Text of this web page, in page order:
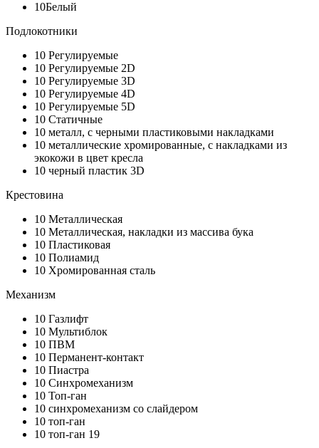
10Белый
Подлокотники
10 Регулируемые
10 Регулируемые 2D
10 Регулируемые 3D
10 Регулируемые 4D
10 Регулируемые 5D
10 Статичные
10 металл, с черными пластиковыми накладками
10 металлические хромированные, с накладками из
экокожи в цвет кресла
10 черный пластик 3D
Крестовина
10 Металлическая
10 Металлическая, накладки из массива бука
10 Пластиковая
10 Полиамид
10 Хромированная сталь
Механизм
10 Газлифт
10 Мультиблок
10 ПВМ
10 Перманент-контакт
10 Пиастра
10 Синхромеханизм
10 Топ-ган
10 синхромеханизм со слайдером
10 топ-ган
10 топ-ган 19